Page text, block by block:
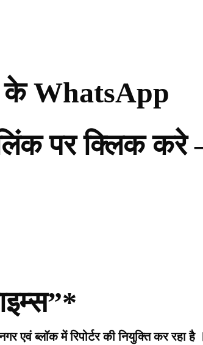
के WhatsApp
पर क्लिक करे
एवं ब्लॉक में रिपोर्टर की नियुक्ति कर रहा है